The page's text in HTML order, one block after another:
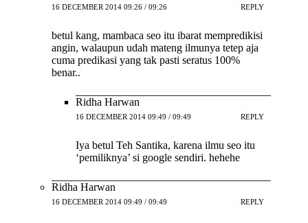
16 DECEMBER 2014 09:26 / 09:26 REPLY
betul kang, mambaca seo itu ibarat mempredikisi
angin, walaupun udah mateng ilmunya tetep aja
cuma predikasi yang tak pasti seratus 100%
benar..
Ridha Harwan
16 DECEMBER 2014 09:49 / 09:49 REPLY
Iya betul Teh Santika, karena ilmu seo itu
‘pemiliknya’ si google sendiri. hehehe
Ridha Harwan
16 DECEMBER 2014 09:49 / 09:49 REPLY